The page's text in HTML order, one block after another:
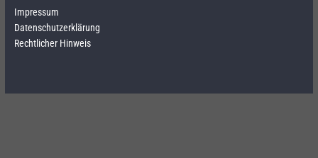
Impressum
Datenschutzerklärung
Rechtlicher Hinweis